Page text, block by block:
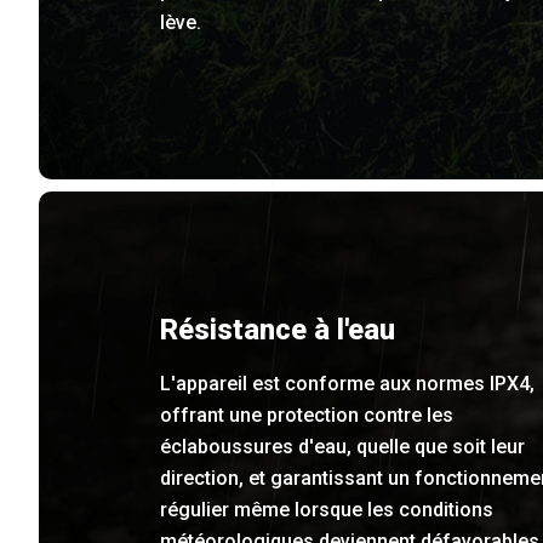
lève.
Résistance à l'eau
L'appareil est conforme aux normes IPX4,
offrant une protection contre les
éclaboussures d'eau, quelle que soit leur
direction, et garantissant un
régulier même lorsque les conditions